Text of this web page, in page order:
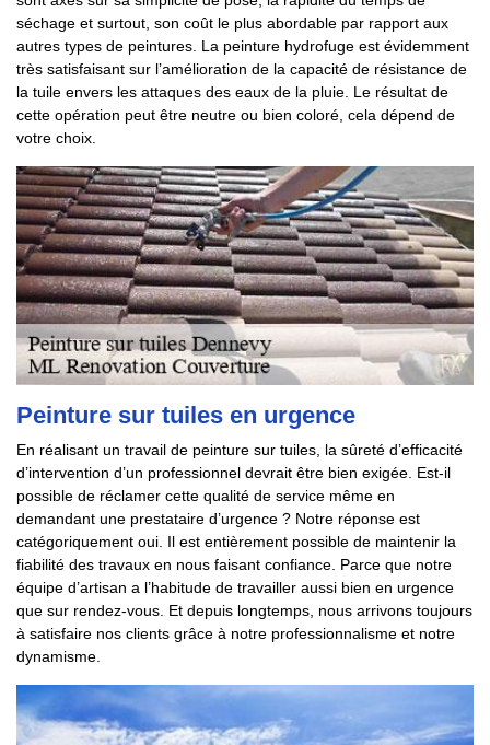
séchage et surtout, son coût le plus abordable par rapport aux
autres types de peintures. La peinture hydrofuge est évidemment
très satisfaisant sur l’amélioration de la capacité de résistance de
la tuile envers les attaques des eaux de la pluie. Le résultat de
cette opération peut être neutre ou bien coloré, cela dépend de
votre choix.
Peinture sur tuiles en urgence
En réalisant un travail de peinture sur tuiles, la sûreté d’efficacité
d’intervention d’un professionnel devrait être bien exigée. Est-il
possible de réclamer cette qualité de service même en
demandant une prestataire d’urgence ? Notre réponse est
catégoriquement oui. Il est entièrement possible de maintenir la
fiabilité des travaux en nous faisant confiance. Parce que notre
équipe d’artisan a l’habitude de travailler aussi bien en urgence
que sur rendez-vous. Et depuis longtemps, nous arrivons toujours
à satisfaire nos clients grâce à notre professionnalisme et notre
dynamisme.